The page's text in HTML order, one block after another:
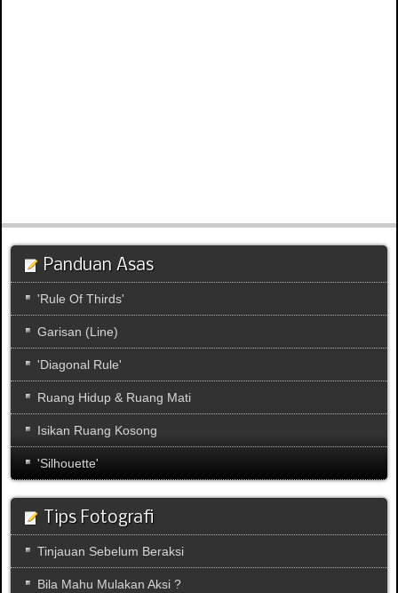
Panduan Asas
'Rule Of Thirds'
Garisan (Line)
'Diagonal Rule'
Ruang Hidup & Ruang Mati
Isikan Ruang Kosong
'Silhouette'
Tips Fotografi
Tinjauan Sebelum Beraksi
Bila Mahu Mulakan Aksi ?